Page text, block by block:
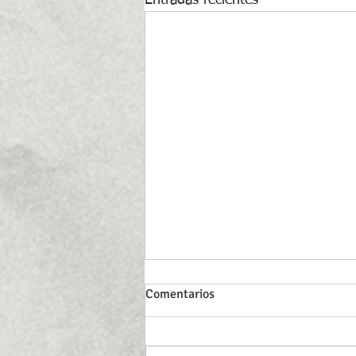
Comentarios